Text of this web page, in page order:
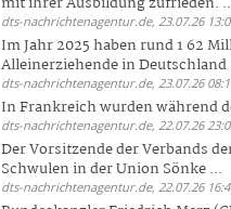
dts-nachrichtenagentur.de, 23.07.26
Im Jahr 2025 haben rund 1 62
Alleinerziehende in Deutschland
dts-nachrichtenagentur.de, 23.07.26
In Frankreich wurden während
dts-nachrichtenagentur.de, 22.07.26
Der Vorsitzende der Verbands
Schwulen in der Union Sönke ...
dts-nachrichtenagentur.de, 22.07.26